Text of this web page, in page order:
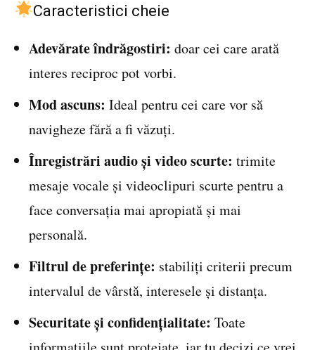
Caracteristici cheie
Adevărate îndrăgostiri: doar cei care arată
interes reciproc pot vorbi.
Mod ascuns: Ideal pentru cei care vor să
navigheze fără a fi văzuți.
Înregistrări audio și video scurte: trimite
mesaje vocale și videoclipuri scurte pentru a
face conversația mai apropiată și mai
personală.
Filtrul de preferințe: stabiliți criterii precum
intervalul de vârstă, interesele și distanța.
Securitate și confidențialitate: Toate